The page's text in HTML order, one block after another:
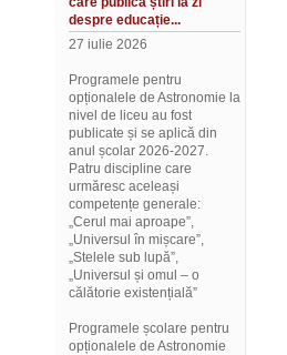
despre educație...
27 iulie 2026
Programele pentru
opționalele de Astronomie la
nivel de liceu au fost
publicate și se aplică din
anul școlar 2026-2027.
Patru discipline care
urmăresc aceleași
competențe generale:
„Cerul mai aproape”,
„Universul în mișcare”,
„Stelele sub lupă”,
„Universul și omul – o
călătorie existențială”
Programele școlare pentru
opționalele de Astronomie